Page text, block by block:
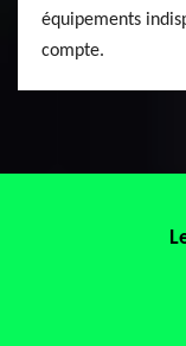
équipements
compte.